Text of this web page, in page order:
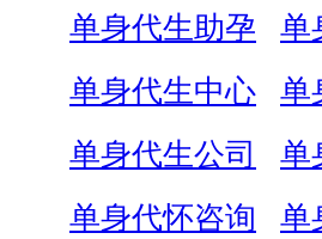
单身代生助孕
单
单身代生中心
单
单身代生公司
单
单身代怀咨询
单